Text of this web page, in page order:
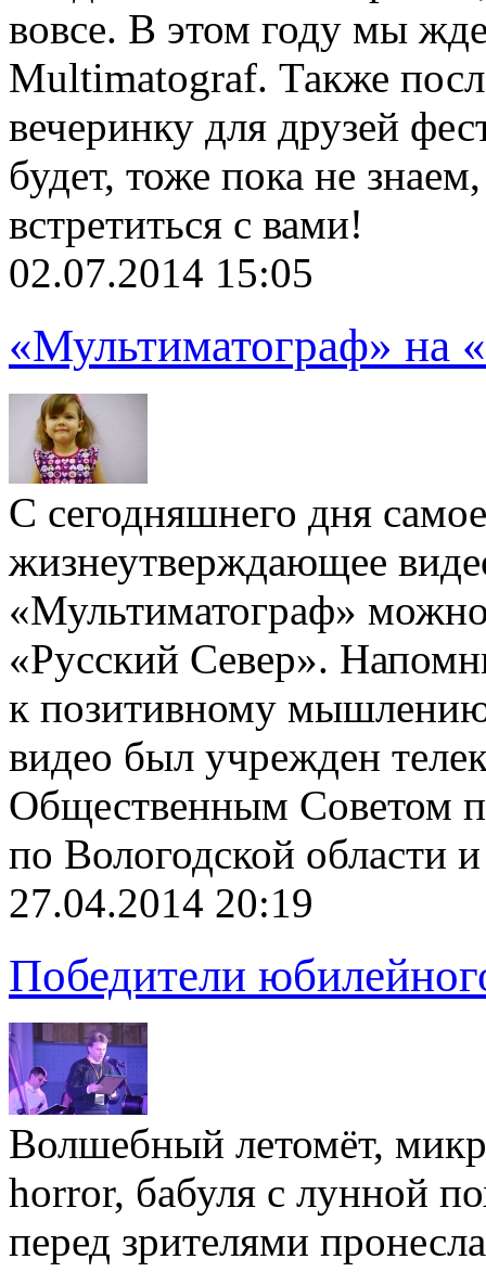
вовсе. В этом году мы
Multimatograf. Также
вечеринку для друзей
будет, тоже пока не
встретиться с вами!
02.07.2014 15:05
«Мультиматограф» на
С сегодняшнего дня
жизнеутверждающее
«Мультиматограф»
«Русский Север».
к позитивному
видео был учрежден
Общественным Советом
по Вологодской области
27.04.2014 20:19
Победители
Волшебный летомёт,
horror, бабуля с лунной
перед зрителями